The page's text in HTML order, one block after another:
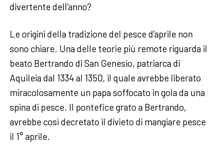
divertente dell’anno?
Le origini della tradizione del pesce d’aprile non
sono chiare. Una delle teorie più remote riguarda il
beato Bertrando di San Genesio, patriarca di
Aquileia dal 1334 al 1350, il quale avrebbe liberato
miracolosamente un papa soffocato in gola da una
spina di pesce. Il pontefice grato a Bertrando,
avrebbe così decretato il divieto di mangiare pesce
il 1° aprile.